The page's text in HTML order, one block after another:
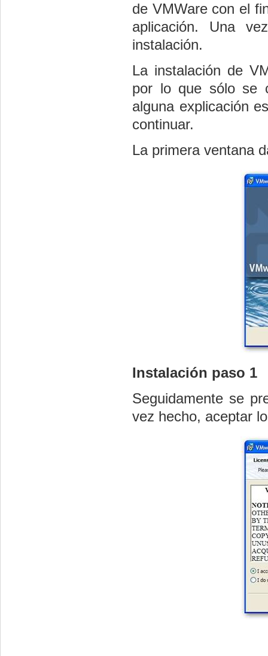
de VMWare con el
aplicación. Una
instalación.
La instalación de
por lo que sólo se
alguna explicación
continuar.
La primera ventana
Instalación paso 1
Seguidamente se
vez hecho, aceptar